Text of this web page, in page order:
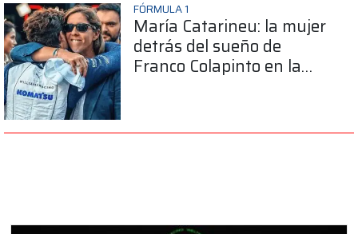
FÓRMULA 1
María Catarineu: la mujer
detrás del sueño de
Franco Colapinto en la